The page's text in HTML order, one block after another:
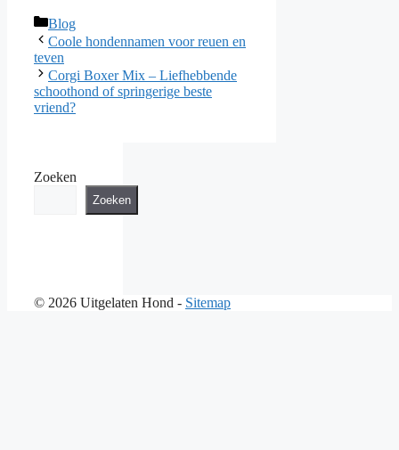
Categorieën
Blog
Coole hondennamen voor reuen en
teven
Corgi Boxer Mix – Liefhebbende
schoothond of springerige beste
vriend?
Zoeken
Zoeken
© 2026 Uitgelaten Hond - Sitemap